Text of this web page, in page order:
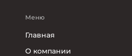
Меню
Главная
О компании